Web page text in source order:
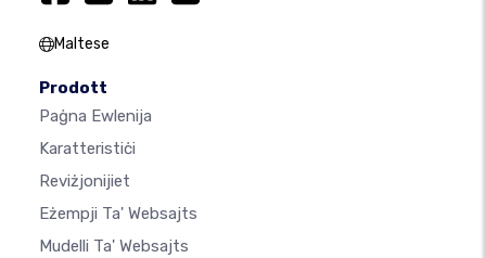
Maltese
Prodott
Paġna Ewlenija
Karatteristiċi
Reviżjonijiet
Eżempji Ta' Websajts
Mudelli Ta' Websajts